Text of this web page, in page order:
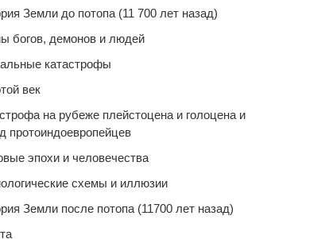
Земли до потопа (11 700 лет назад)
богов, демонов и людей
катастрофы
век
на рубеже плейстоцена и голоцена и
протоиндоевропейцев
эпохи и человечества
схемы и иллюзии
Земли после потопа (11700 лет назад)